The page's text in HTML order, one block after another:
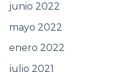
junio 2022
mayo 2022
enero 2022
julio 2021